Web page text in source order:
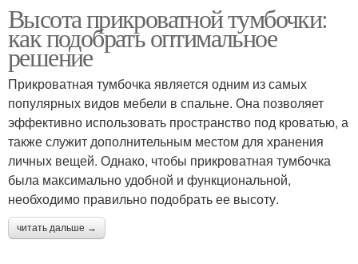
Высота прикроватной тумбочки:
как подобрать оптимальное
решение
Прикроватная тумбочка является одним из самых
популярных видов мебели в спальне. Она позволяет
эффективно использовать пространство под кроватью, а
также служит дополнительным местом для хранения
личных вещей. Однако, чтобы прикроватная тумбочка
была максимально удобной и функциональной,
необходимо правильно подобрать ее высоту.
читать дальше →